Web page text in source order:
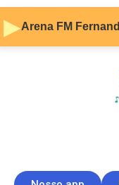
▶Arena FM